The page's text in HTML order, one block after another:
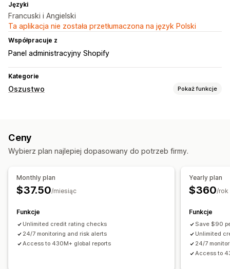
Języki
Francuski i Angielski
Ta aplikacja nie została przetłumaczona na język Polski
Współpracuje z
Panel administracyjny Shopify
Kategorie
Oszustwo Pokaż funkcje
Narzędzia do zapobiegania
Zautomatyzowane przepływy pracy
Alerty o wysokim ryzyku
Powiadomienia dotyczące oszustw
Raporty na temat ryzyka
Ceny
Wybierz plan najlepiej dopasowany do potrzeb firmy.
Monthly plan
$37.50/miesiąc
Funkcje
Unlimited credit rating checks
24/7 monitoring and risk alerts
Access to 430M+ global reports
Yearly plan
$360/rok
Funkcje
Save $90
Unlimited
24/7
Access to